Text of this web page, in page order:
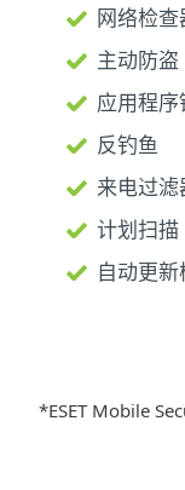
网络检查
主动防盗
应用程序
反钓鱼
来电过滤
计划扫描
自动更
*ESET Mobile